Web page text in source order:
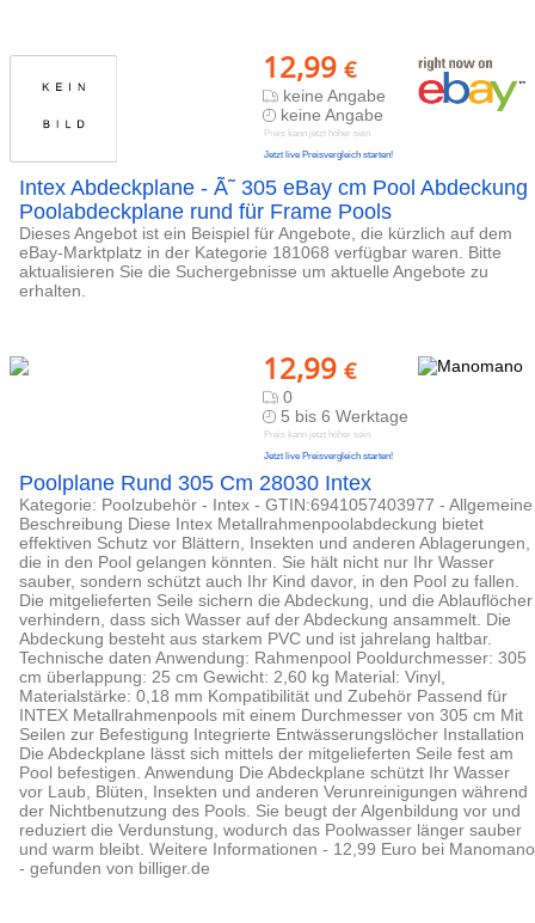
12,99 €
keine Angabe
keine Angabe
Preis kann jetzt höher sein
Jetzt live Preisvergleich starten!
Intex Abdeckplane - Ã˜ 305 eBay cm Pool Abdeckung
Poolabdeckplane rund für Frame Pools
Dieses Angebot ist ein Beispiel für Angebote, die kürzlich auf dem
eBay-Marktplatz in der Kategorie 181068 verfügbar waren. Bitte
aktualisieren Sie die Suchergebnisse um aktuelle Angebote zu
erhalten.
12,99 €
0
5 bis 6 Werktage
Preis kann jetzt höher sein
Jetzt live Preisvergleich starten!
Poolplane Rund 305 Cm 28030 Intex
Kategorie: Poolzubehör - Intex - GTIN:6941057403977 - Allgemeine
Beschreibung Diese Intex Metallrahmenpoolabdeckung bietet
effektiven Schutz vor Blättern, Insekten und anderen Ablagerungen,
die in den Pool gelangen könnten. Sie hält nicht nur Ihr Wasser
sauber, sondern schützt auch Ihr Kind davor, in den Pool zu fallen.
Die mitgelieferten Seile sichern die Abdeckung, und die Ablauflöcher
verhindern, dass sich Wasser auf der Abdeckung ansammelt. Die
Abdeckung besteht aus starkem PVC und ist jahrelang haltbar.
Technische daten Anwendung: Rahmenpool Pooldurchmesser: 305
cm überlappung: 25 cm Gewicht: 2,60 kg Material: Vinyl,
Materialstärke: 0,18 mm Kompatibilität und Zubehör Passend für
INTEX Metallrahmenpools mit einem Durchmesser von 305 cm Mit
Seilen zur Befestigung Integrierte Entwässerungslöcher Installation
Die Abdeckplane lässt sich mittels der mitgelieferten Seile fest am
Pool befestigen. Anwendung Die Abdeckplane schützt Ihr Wasser
vor Laub, Blüten, Insekten und anderen Verunreinigungen während
der Nichtbenutzung des Pools. Sie beugt der Algenbildung vor und
reduziert die Verdunstung, wodurch das Poolwasser länger sauber
und warm bleibt. Weitere Informationen - 12,99 Euro bei Manomano
- gefunden von billiger.de